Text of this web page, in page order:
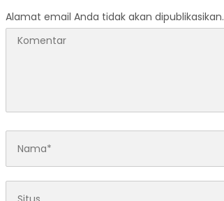
Alamat email Anda tidak akan dipublikasikan.